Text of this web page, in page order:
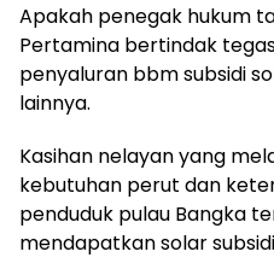
Apakah penegak hukum
Pertamina bertindak
penyaluran bbm subsidi
lainnya.
Kasihan nelayan yang
kebutuhan perut dan
penduduk pulau Bangka
mendapatkan solar